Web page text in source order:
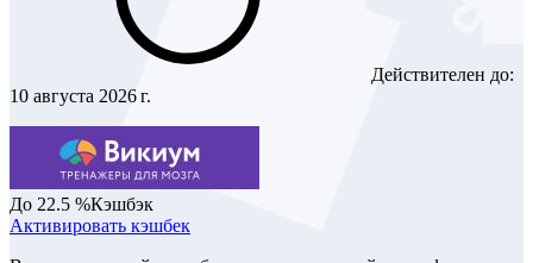
Действителен до:
10 августа 2026 г.
До 22.5 %Кэшбэк
Активировать кэшбек